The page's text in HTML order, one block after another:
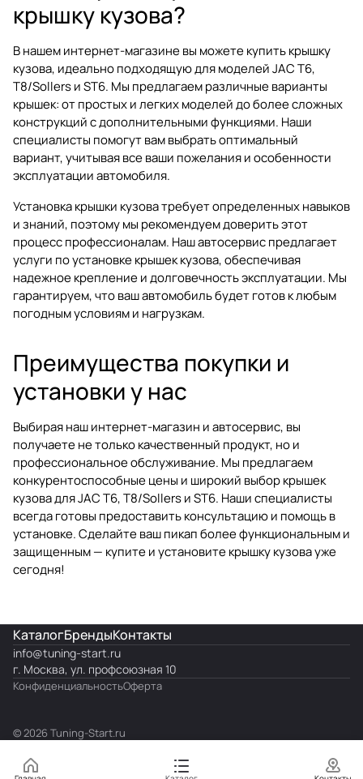
крышку кузова?
В нашем интернет-магазине вы можете купить крышку
кузова, идеально подходящую для моделей JAC T6,
T8/Sollers и ST6. Мы предлагаем различные варианты
крышек: от простых и легких моделей до более сложных
конструкций с дополнительными функциями. Наши
специалисты помогут вам выбрать оптимальный
вариант, учитывая все ваши пожелания и особенности
эксплуатации автомобиля.
Установка крышки кузова требует определенных навыков
и знаний, поэтому мы рекомендуем доверить этот
процесс профессионалам. Наш автосервис предлагает
услуги по установке крышек кузова, обеспечивая
надежное крепление и долговечность эксплуатации. Мы
гарантируем, что ваш автомобиль будет готов к любым
погодным условиям и нагрузкам.
Преимущества покупки и
установки у нас
Выбирая наш интернет-магазин и автосервис, вы
получаете не только качественный продукт, но и
профессиональное обслуживание. Мы предлагаем
конкурентоспособные цены и широкий выбор крышек
кузова для JAC T6, T8/Sollers и ST6. Наши специалисты
всегда готовы предоставить консультацию и помощь в
установке. Сделайте ваш пикап более функциональным и
защищенным — купите и установите крышку кузова уже
сегодня!
КаталогБрендыКонтакты
info@tuning-start.ru
г. Москва, ул. профсоюзная 10
КонфиденциальностьОферта
© 2026 Tuning-Start.ru